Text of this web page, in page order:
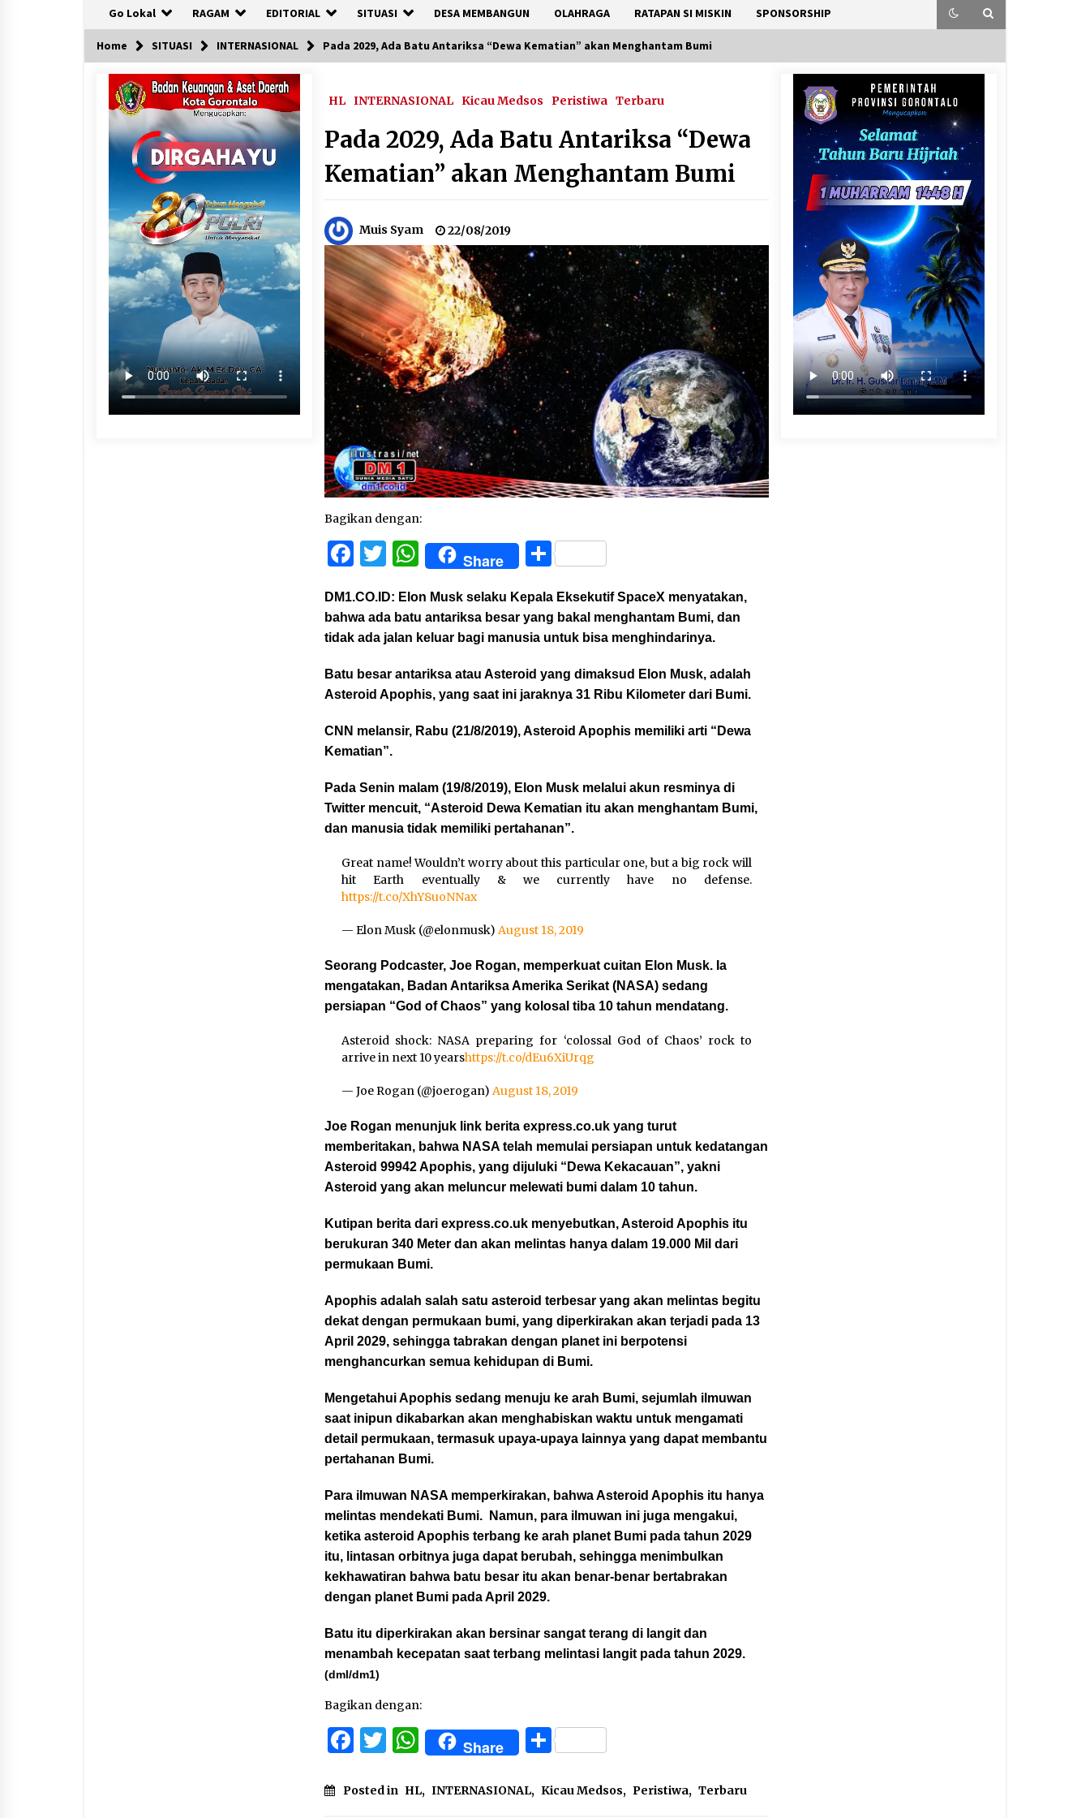
Go Lokal RAGAM EDITORIAL SITUASI DESA MEMBANGUN OLAHRAGA RATAPAN SI MISKIN SPONSORSHIP
Home SITUASI INTERNASIONAL Pada 2029, Ada Batu Antariksa “Dewa Kematian” akan Menghantam Bumi
HL INTERNASIONAL Kicau Medsos Peristiwa Terbaru
Pada 2029, Ada Batu Antariksa “Dewa
Kematian” akan Menghantam Bumi
Muis Syam 22/08/2019
Bagikan dengan:
Facebook
Twitter
WhatsApp
Share Share
DM1.CO.ID: Elon Musk selaku Kepala Eksekutif SpaceX menyatakan,
bahwa ada batu antariksa besar yang bakal menghantam Bumi, dan
tidak ada jalan keluar bagi manusia untuk bisa menghindarinya.
Batu besar antariksa atau Asteroid yang dimaksud Elon Musk, adalah
Asteroid Apophis, yang saat ini jaraknya 31 Ribu Kilometer dari Bumi.
CNN melansir, Rabu (21/8/2019), Asteroid Apophis memiliki arti “Dewa
Kematian”.
Pada Senin malam (19/8/2019), Elon Musk melalui akun resminya di
Twitter mencuit, “Asteroid Dewa Kematian itu akan menghantam Bumi,
dan manusia tidak memiliki pertahanan”.
Great name! Wouldn’t worry about this particular one, but a big rock will
hit Earth eventually & we currently have no defense.
https://t.co/XhY8uoNNax
— Elon Musk (@elonmusk)August 18, 2019
Seorang Podcaster, Joe Rogan, memperkuat cuitan Elon Musk. Ia
mengatakan, Badan Antariksa Amerika Serikat (NASA) sedang
persiapan “God of Chaos” yang kolosal tiba 10 tahun mendatang.
Asteroid shock: NASA preparing for ‘colossal God of Chaos’ rock to
arrive in next 10 yearshttps://t.co/dEu6XiUrqg
— Joe Rogan (@joerogan)August 18, 2019
Joe Rogan menunjuk link berita express.co.uk yang turut
memberitakan, bahwa NASA telah memulai persiapan untuk kedatangan
Asteroid 99942 Apophis, yang dijuluki “Dewa Kekacauan”, yakni
Asteroid yang akan meluncur melewati bumi dalam 10 tahun.
Kutipan berita dari express.co.uk menyebutkan, Asteroid Apophis itu
berukuran 340 Meter dan akan melintas hanya dalam 19.000 Mil dari
permukaan Bumi.
Apophis adalah salah satu asteroid terbesar yang akan melintas begitu
dekat dengan permukaan bumi, yang diperkirakan akan terjadi pada 13
April 2029, sehingga tabrakan dengan planet ini berpotensi
menghancurkan semua kehidupan di Bumi.
Mengetahui Apophis sedang menuju ke arah Bumi, sejumlah ilmuwan
saat inipun dikabarkan akan menghabiskan waktu untuk mengamati
detail permukaan, termasuk upaya-upaya lainnya yang dapat membantu
pertahanan Bumi.
Para ilmuwan NASA memperkirakan, bahwa Asteroid Apophis itu hanya
melintas mendekati Bumi. Namun, para ilmuwan ini juga mengakui,
ketika asteroid Apophis terbang ke arah planet Bumi pada tahun 2029
itu, lintasan orbitnya juga dapat berubah, sehingga menimbulkan
kekhawatiran bahwa batu besar itu akan benar-benar bertabrakan
dengan planet Bumi pada April 2029.
Batu itu diperkirakan akan bersinar sangat terang di langit dan
menambah kecepatan saat terbang melintasi langit pada tahun 2029.
(dml/dm1)
Bagikan dengan:
Facebook
Twitter
WhatsApp
Share Share
Posted in HL, INTERNASIONAL, Kicau Medsos, Peristiwa, Terbaru